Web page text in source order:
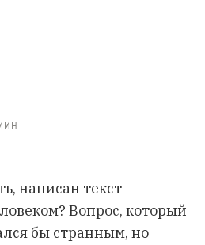
написан текст
Вопрос, который
бы странным, но